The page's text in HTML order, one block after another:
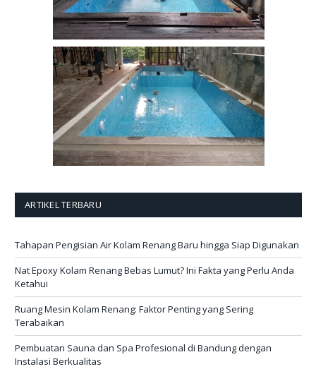
ARTIKEL TERBARU
Tahapan Pengisian Air Kolam Renang Baru hingga Siap Digunakan
Nat Epoxy Kolam Renang Bebas Lumut? Ini Fakta yang Perlu Anda
Ketahui
Ruang Mesin Kolam Renang: Faktor Penting yang Sering
Terabaikan
Pembuatan Sauna dan Spa Profesional di Bandung dengan
Instalasi Berkualitas